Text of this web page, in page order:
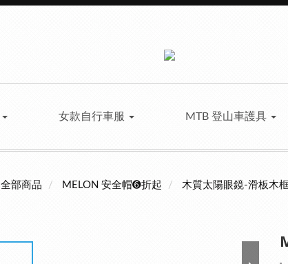
女款自行車服 MTB 登山車護具
全部商品 MELON 安全帽➏折起 木質太陽眼鏡-滑板木框